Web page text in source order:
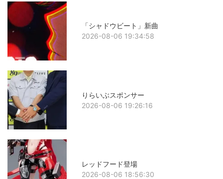
「シャドウビート」新曲
2026-08-06 19:34:58
りらいぶスポンサー
2026-08-06 19:26:16
レッドフード登場
2026-08-06 18:56:30